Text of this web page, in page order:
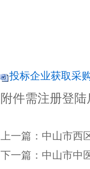
投标企业获取采
附件需注册登
上一篇： 中山市西
下一篇： 中山市中